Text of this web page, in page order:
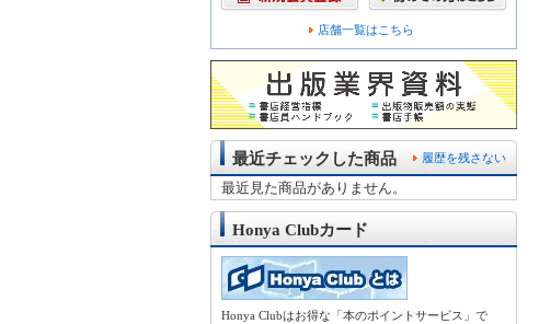
店舗一覧はこちら
履歴を残さない
最近チェックした商品
最近見た商品がありません。
Honya Clubカード
Honya Clubはお得な「本のポイントサービス」で